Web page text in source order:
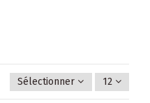
Sélectionner 12